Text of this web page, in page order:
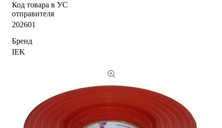
Код товара в УС
отправителя
202601
Бренд
IEK